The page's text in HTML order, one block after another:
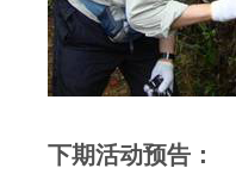
下期活动预告：